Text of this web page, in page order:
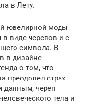
в Лету.
ювелирной моды
в виде черепов и с
символа. В
в дизайне
о том, что
преодолел страх
данным, череп
тела и